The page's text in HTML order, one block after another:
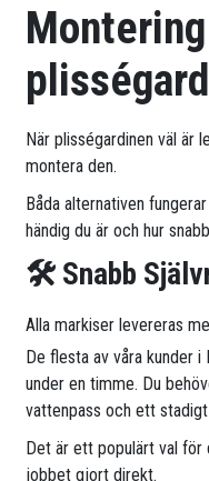
När plisségardinen väl är
montera den.
Båda alternativen
händig du är och hur
🛠 Snabb
Alla markiser levereras
De flesta av våra kunder i
under en timme. Du
vattenpass och ett stadigt
Det är ett populärt val för
jobbet gjort direkt.